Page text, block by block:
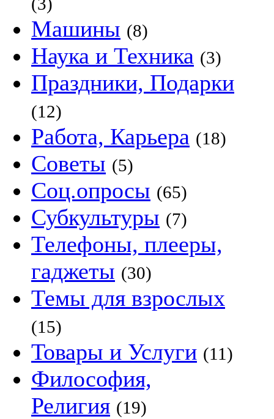
Машины (8)
Наука и Техника (3)
Праздники, Подарки
(12)
Работа, Карьера (18)
Советы (5)
Соц.опросы (65)
Субкультуры (7)
Телефоны, плееры,
гаджеты (30)
Темы для взрослых
(15)
Товары и Услуги (11)
Философия,
Религия (19)